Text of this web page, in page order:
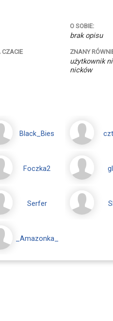
CZACIE
O SOBIE:
brak opisu
ZNANY
użytkownik
nicków
Black_Bies
Foczka2
Serfer
_Amazonka_